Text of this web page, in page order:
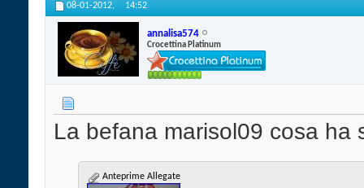
08-01-2012, 14:52
annalisa574
Crocettina Platinum
La befana marisol09 cosa ha
Anteprime Allegate